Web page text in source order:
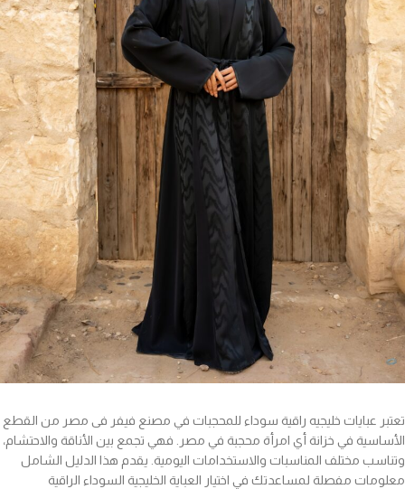
تعتبر عبايات خليجيه راقية سوداء للمحجبات في مصنع فيفر فى مصر من القطع
الأساسية في خزانة أي امرأة محجبة في مصر. فهي تجمع بين الأناقة والاحتشام،
وتناسب مختلف المناسبات والاستخدامات اليومية. يقدم هذا الدليل الشامل
معلومات مفصلة لمساعدتك في اختيار العباية الخليجية السوداء الراقية